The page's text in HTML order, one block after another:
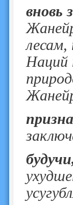
вновь
лесам,
Наций